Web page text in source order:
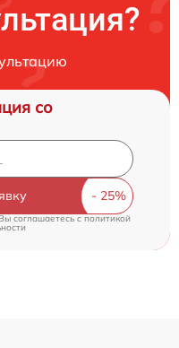
со
соглашаетесь cполитикой